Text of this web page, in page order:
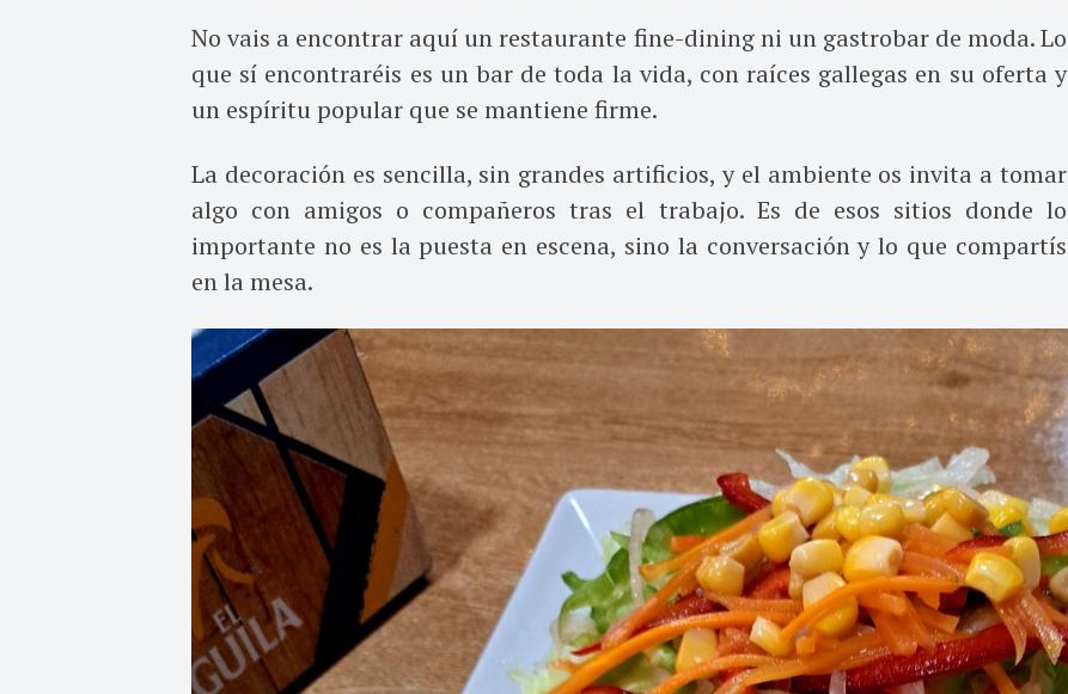
No vais a encontrar aquí un restaurante fine-dining ni un gastrobar de moda. Lo
que sí encontraréis es un bar de toda la vida, con raíces gallegas en su oferta y
un espíritu popular que se mantiene firme.
La decoración es sencilla, sin grandes artificios, y el ambiente os invita a tomar
algo con amigos o compañeros tras el trabajo. Es de esos sitios donde lo
importante no es la puesta en escena, sino la conversación y lo que compartís
en la mesa.